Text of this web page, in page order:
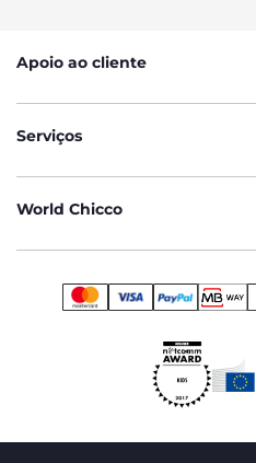
Apoio ao cliente
Serviços
World Chicco